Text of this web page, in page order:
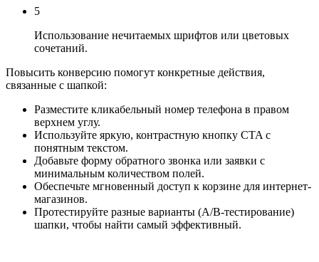
5
Использование нечитаемых шрифтов или цветовых
сочетаний.
Повысить конверсию помогут конкретные действия,
связанные с шапкой:
Разместите кликабельный номер телефона в правом
верхнем углу.
Используйте яркую, контрастную кнопку CTA с
понятным текстом.
Добавьте форму обратного звонка или заявки с
минимальным количеством полей.
Обеспечьте мгновенный доступ к корзине для интернет-
магазинов.
Протестируйте разные варианты (A/B-тестирование)
шапки, чтобы найти самый эффективный.